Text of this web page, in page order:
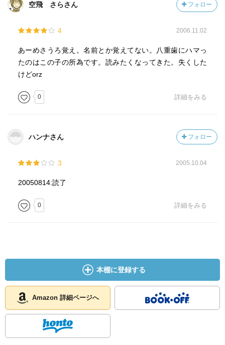
空飛 さらさん フォロー
4 2006.11.02
あーめさうろ覚え。名前とか覚えてない。八重歯にハマっ
たのはこの子の所為です。読みたくなってきた。失くした
けどorz
0 詳細をみる
ハンナさん フォロー
3 2005.10.04
20050814:読了
0 詳細をみる
本棚に登録する
Amazon 詳細ページへ